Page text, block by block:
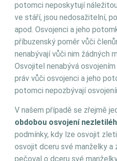
potomci neposkytují
ve stáří, jsou nedosažitelní,
apod. Osvojenci a jeho
příbuzenský poměr vůči
nenabývají vůči nim žádných
Osvojitel nenabývá
práv vůči osvojenci a jeho
potomci nepozbývají
V našem případě se zřejmě
obdobou osvojení
podmínky, kdy lze osvojit
osvojit dceru své manželky a
pečoval o dceru své